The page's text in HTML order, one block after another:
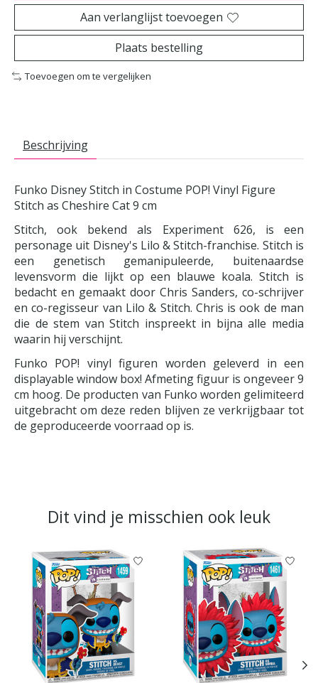
Aan verlanglijst toevoegen
Plaats bestelling
Toevoegen om te vergelijken
Beschrijving
Funko Disney Stitch in Costume POP! Vinyl Figure
Stitch as Cheshire Cat 9 cm
Stitch, ook bekend als Experiment 626, is een
personage uit Disney's Lilo & Stitch-franchise. Stitch is
een genetisch gemanipuleerde, buitenaardse
levensvorm die lijkt op een blauwe koala. Stitch is
bedacht en gemaakt door Chris Sanders, co-schrijver
en co-regisseur van Lilo & Stitch. Chris is ook de man
die de stem van Stitch inspreekt in bijna alle media
waarin hij verschijnt.
Funko POP! vinyl figuren worden geleverd in een
displayable window box! Afmeting figuur is ongeveer 9
cm hoog. De producten van Funko worden gelimiteerd
uitgebracht om deze reden blijven ze verkrijgbaar tot
de geproduceerde voorraad op is.
Dit vind je misschien ook leuk
Items van productcarrousel